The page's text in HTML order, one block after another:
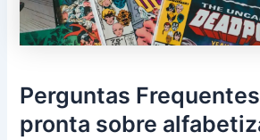
Perguntas
pronta sobre